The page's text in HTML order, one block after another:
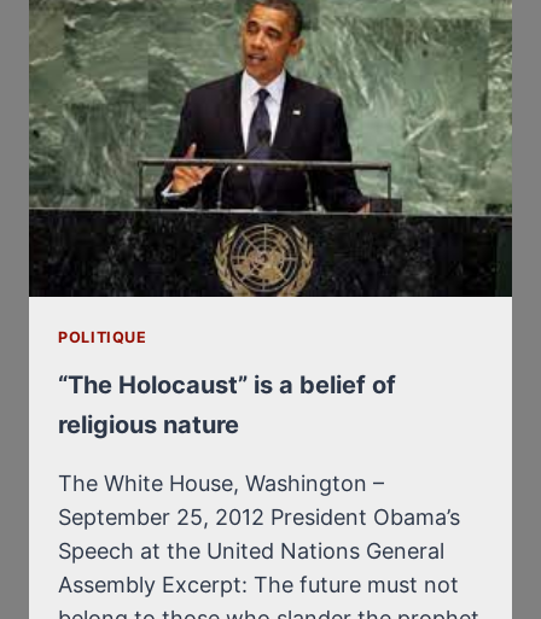
POLITIQUE
“The Holocaust” is a belief of
religious nature
The White House, Washington –
September 25, 2012 President Obama’s
Speech at the United Nations General
Assembly Excerpt: The future must not